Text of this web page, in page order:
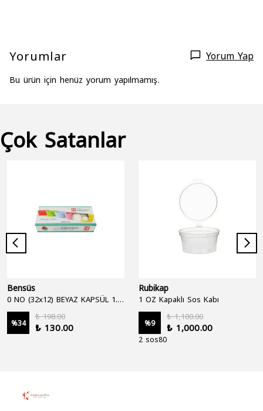
Yorumlar Yorum Yap
Bu ürün için henüz yorum yapılmamış.
Çok Satanlar
Bensüs
%34
₺ 198.00
₺ 130.00
Rubikap
1 OZ Kapaklı Sos Kabı
%9
₺ 1,100.00
₺ 1,000.00
2 sos80